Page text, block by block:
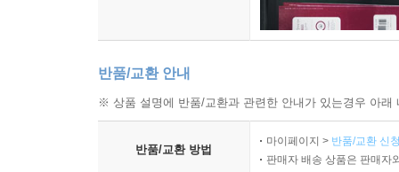
반품/교환 안내
※ 상품 설명에 반품/교환과 관련한 안내가 있는경우 아
반품/교환 방법
마이페이지 > 반품/교환 신
판매자 배송 상품은 판매자